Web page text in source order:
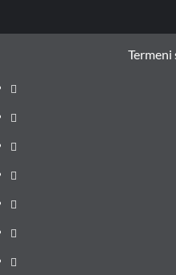
Prima
pagină
Știri
de
ultima
Administrație
locală
Actualitate
Justiție
Cultura
Sănătate